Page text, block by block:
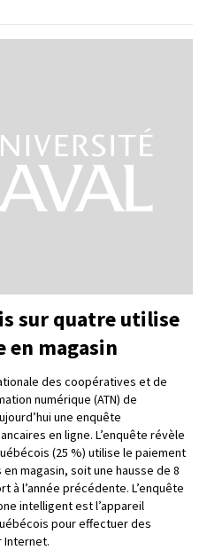
sur quatre utilise
en magasin
des coopératives et de
numérique (ATN) de
une enquête
en ligne. L’enquête révèle
(25 %) utilise le paiement
magasin, soit une hausse de 8
l’année précédente. L’enquête
intelligent est l’appareil
pour effectuer des
Internet.